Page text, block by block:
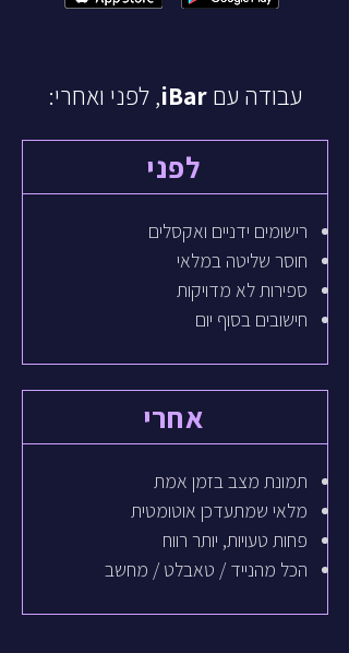
עבודה עםiBar, לפני ואחרי:
לפני
רישומים ידניים ואקסלים
חוסר שליטה במלאי
ספירות לא מדויקות
חישובים בסוף יום
אחרי
תמונת מצב בזמן אמת
מלאי שמתעדכן אוטומטית
פחות טעויות, יותר רווח
הכל מהנייד / טאבלט / מחשב